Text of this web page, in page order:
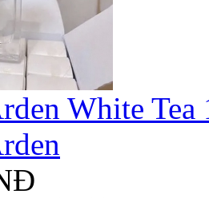
White Tea